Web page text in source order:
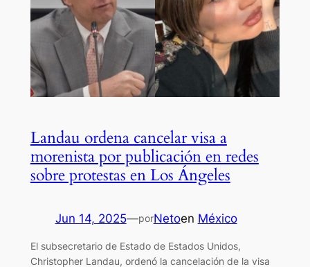
Landau ordena cancelar visa a
morenista por publicación en redes
sobre protestas en Los Ángeles
Jun 14, 2025—porNetoen México
El subsecretario de Estado de Estados Unidos,
Christopher Landau, ordenó la cancelación de la visa